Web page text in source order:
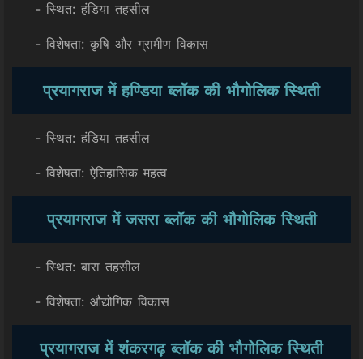
- स्थित: हंडिया तहसील
- विशेषता: कृषि और ग्रामीण विकास
प्रयागराज में हण्डिया ब्लॉक की भौगोलिक स्थिती
- स्थित: हंडिया तहसील
- विशेषता: ऐतिहासिक महत्व
प्रयागराज में जसरा ब्लॉक की भौगोलिक स्थिती
- स्थित: बारा तहसील
- विशेषता: औद्योगिक विकास
प्रयागराज में शंकरगढ़ ब्लॉक की भौगोलिक स्थिती